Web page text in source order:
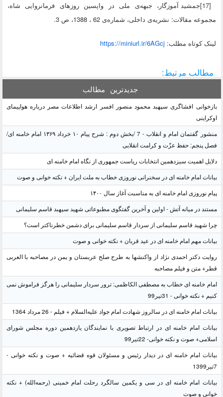
[17]جمشید آموزگار، جبهه‌ی ملی در واپسین روزهای فرمانروایی شاه،
مجموعه مقالات: نشریه‌ی داخلی، شماره‌ی 62 ، 1388، ص 3.
لينک کوتاه مطلب:https://miniurl.ir/6AGcj
مطالب مرتبط:
جدیدترین مطالب
بازخوانی افشاگری سپهبد محمود منصور افسر ارشد اطلاعات مصر درباره هواپیمای
اوکراینی
منشور گفتمان امام و انقلاب - 7 /بخش دوم : شرح پیام ۱۰ خرداد ۱۳۶۹ امام خامنه ای/
فصل پنجم: حفظ عزّت و کرامت انقلابی
دلایل اهمیت سیزدهمین انتخابات ریاست جمهوری از نگاه امام خامنه ای
بیانات امام خامنه ای در سخنرانی نوروزی خطاب به ملت ایران + نکته خوانی و صوت
پیام نوروزی امام خامنه ای به مناسبت آغاز سال ۱۴۰۰
مستند در میانه آتش - اولین و آخرین گفتگوی مطبوعاتی شهید سپهبد قاسم سلیمانی
چرا شهید قاسم سلیمانی از سردار قاسم سلیمانی برای دشمن خطرناکتر است؟
بیانات مهم امام خامنه ای در عید قربان + نکته خوانی و صوت
روایت دکتر احمدی نژاد از واکنشها به طرح صلح عربستان و یمن در مصاحبه با العربی
قطر+ متن و فیلم مصاحبه
امام خامنه ای خطاب به مصطفی الکاظمی: ترور سردار سلیمانی را هرگز فراموش نمی
کنیم + نکته خوانی - 31تیر99
بیانات امام خامنه ای در سالروز شهادت امام جواد علیه‌السلام + فیلم - 26 مرداد 1364
بیانات امام خامنه ای در ارتباط تصویری با نمایندگان یازدهمین دوره مجلس شورای
اسلامی+ صوت و نکته خوانی- 22تیر99
بیانات امام خامنه ای در دیدار رئیس و مسئولان قوه قضائیه + صوت و نکته خوانی -
7تیر1399
بیانات امام خامنه ای در سی و یکمین سالگرد رحلت امام خمینی (رحمه‌الله) + نکته
خوانی و صوت